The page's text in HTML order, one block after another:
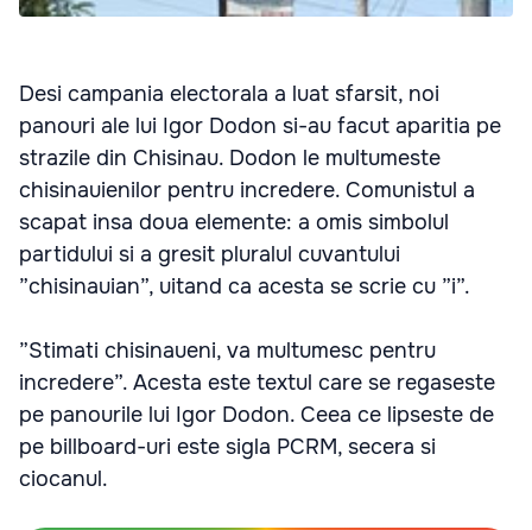
Desi campania electorala a luat sfarsit, noi
panouri ale lui Igor Dodon si-au facut aparitia pe
strazile din Chisinau. Dodon le multumeste
chisinauienilor pentru incredere. Comunistul a
scapat insa doua elemente: a omis simbolul
partidului si a gresit pluralul cuvantului
”chisinauian”, uitand ca acesta se scrie cu ”i”.
”Stimati chisinaueni, va multumesc pentru
incredere”. Acesta este textul care se regaseste
pe panourile lui Igor Dodon. Ceea ce lipseste de
pe billboard-uri este sigla PCRM, secera si
ciocanul.